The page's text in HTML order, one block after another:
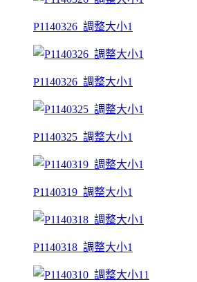
P1140326_調整大小1
P1140326_調整大小1
P1140325_調整大小1
P1140319_調整大小1
P1140318_調整大小1